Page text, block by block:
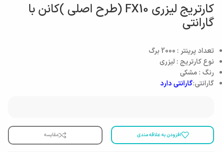
کارتریج لیزری FX10 (طرح اصلی )کانن با
گارانتی
تعداد پرینتر : 2000 برگ
نوع کارتریج : لیزری
رنگ : مشکی
گارانتی:گارانتی دارد
افزودن به علاقه مندی مقایسه